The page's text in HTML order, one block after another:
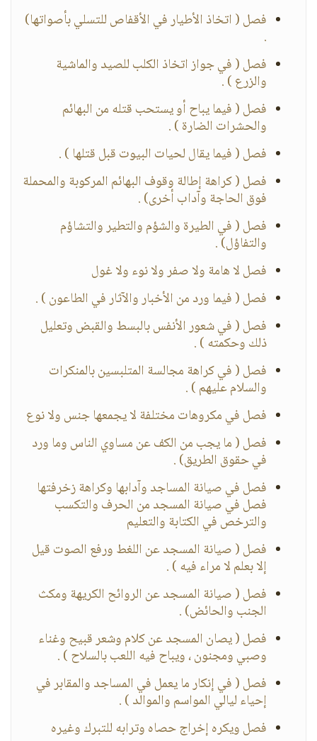
فصل ( اتخاذ الأطيار في الأقفاص للتسلي بأصواتها)
.
فصل ( في جواز اتخاذ الكلب للصيد والماشية
والزرع ) .
فصل ( فيما يباح أو يستحب قتله من البهائم
والحشرات الضارة ) .
فصل ( فيما يقال لحيات البيوت قبل قتلها ) .
فصل ( كراهة إطالة وقوف البهائم المركوبة والمحملة
فوق الحاجة وآداب أخرى) .
فصل ( في الطيرة والشؤم والتطير والتشاؤم
والتفاؤل) .
فصل لا هامة ولا صفر ولا نوء ولا غول
فصل ( فيما ورد من الأخبار والآثار في الطاعون ) .
فصل ( في شعور الأنفس بالبسط والقبض وتعليل
ذلك وحكمته ) .
فصل ( في كراهة مجالسة المتلبسين بالمنكرات
والسلام عليهم ) .
فصل في مكروهات مختلفة لا يجمعها جنس ولا نوع
فصل ( ما يجب من الكف عن مساوي الناس وما ورد
في حقوق الطريق) .
فصل في صيانة المساجد وآدابها وكراهة زخرفتها
فصل في صيانة المسجد من الحرف والتكسب
والترخص في الكتابة والتعليم
فصل ( صيانة المسجد عن اللغط ورفع الصوت قيل
إلا بعلم لا مراء فيه ) .
فصل ( صيانة المسجد عن الروائح الكريهة ومكث
الجنب والحائض) .
فصل ( يصان المسجد عن كلام وشعر قبيح وغناء
وصبي ومجنون ، ويباح فيه اللعب بالسلاح ) .
فصل ( في إنكار ما يعمل في المساجد والمقابر في
إحياء ليالي المواسم والموالد ) .
فصل ويكره إخراج حصاه وترابه للتبرك وغيره